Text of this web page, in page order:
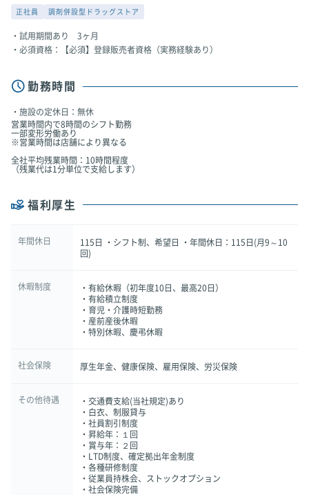
正社員 調剤併設型ドラッグストア
試用期間あり 3ヶ月
必須資格：【必須】登録販売者資格（実務経験あり）
勤務時間
施設の定休日：無休
営業時間内で8時間のシフト勤務
一部変形労働あり
※営業時間は店舗により異なる
全社平均残業時間：10時間程度
（残業代は1分単位で支給します）
福利厚生
年間休日
115日 ・シフト制、希望日 ・年間休日：115日(月9～10
回)
休暇制度
・有給休暇（初年度10日、最高20日）
・有給積立制度
・育児・介護時短勤務
・産前産後休暇
・特別休暇、慶弔休暇
社会保険 厚生年金、健康保険、雇用保険、労災保険
その他待遇
・交通費支給(当社規定)あり
・白衣、制服貸与
・社員割引制度
・昇給年：１回
・賞与年：２回
・LTD制度、確定拠出年金制度
・各種研修制度
・従業員持株会、ストックオプション
・社会保険完備